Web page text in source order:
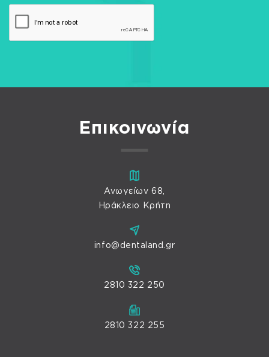
Επικοινωνία
Ανωγείων 68,
Ηράκλειο Κρήτη
info@dentaland.gr
2810 322 250
2810 322 255